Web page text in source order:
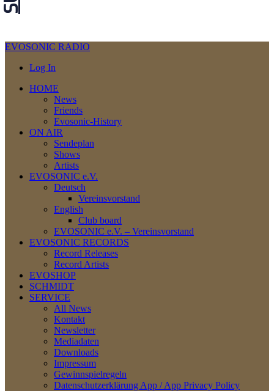
EVOSONIC RADIO
Log In
HOME
News
Friends
Evosonic-History
ON AIR
Sendeplan
Shows
Artists
EVOSONIC e.V.
Deutsch
Vereinsvorstand
English
Club board
EVOSONIC e.V. ‒ Vereinsvorstand
EVOSONIC RECORDS
Record Releases
Record Artists
EVOSHOP
SCHMIDT
SERVICE
All News
Kontakt
Newsletter
Mediadaten
Downloads
Impressum
Gewinnspielregeln
Datenschutzerklärung App / App Privacy Policy